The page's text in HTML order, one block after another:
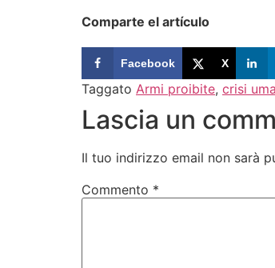
Comparte el artículo
Facebook X
Taggato Armi proibite, crisi
Lascia un
Il tuo indirizzo email non sarà
Commento *